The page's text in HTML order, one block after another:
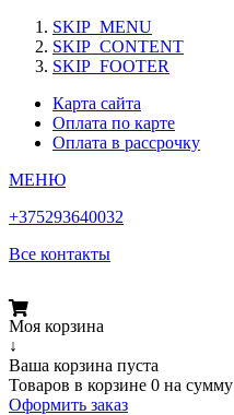
SKIP_MENU
SKIP_CONTENT
SKIP_FOOTER
Карта сайта
Оплата по карте
Оплата в рассрочку
МЕНЮ
+375293640032
Все контакты
Моя корзина
↓
Ваша корзина пуста
Товаров в корзине 0 на сумму
Оформить заказ